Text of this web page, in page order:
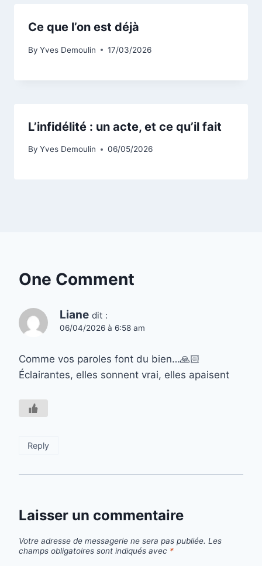
Ce que l’on est déjà
By Yves Demoulin 17/03/2026
L’infidélité : un acte, et ce qu’il fait
By Yves Demoulin 06/05/2026
One Comment
Liane dit :
06/04/2026 à 6:58 am
Comme vos paroles font du bien…🙏🏻
Éclairantes, elles sonnent vrai, elles apaisent
Reply
Laisser un commentaire
Votre adresse de messagerie ne sera pas publiée. Les
champs obligatoires sont indiqués avec *